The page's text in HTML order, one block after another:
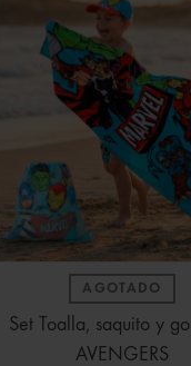
AGOTADO
Set Toalla, saquito y
AVENGERS